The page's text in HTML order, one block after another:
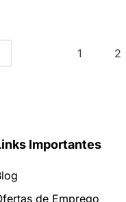
1 2
Importantes
de Emprego